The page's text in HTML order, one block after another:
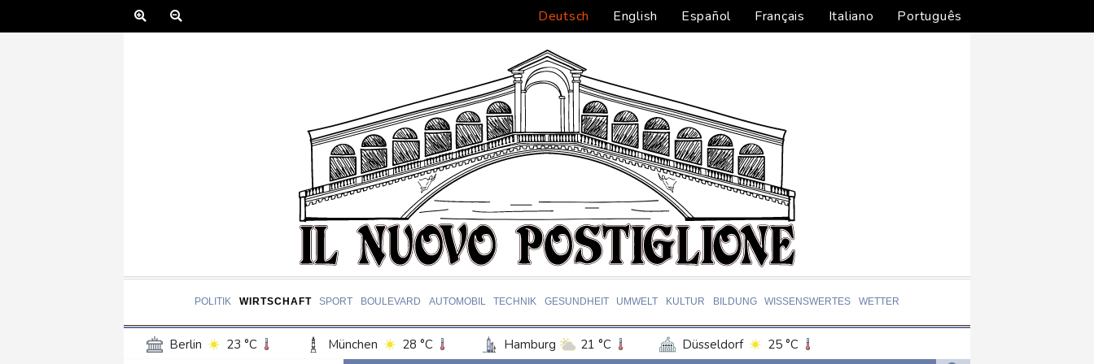
Deutsch English Español Français Italiano Português
POLITIK WIRTSCHAFT SPORT BOULEVARD AUTOMOBIL TECHNIK GESUNDHEIT UMWELT KULTUR BILDUNG WISSENSWERTES WETTER
Berlin 23 °C München 28 °C Hamburg 21 °C Düsseldorf
25 °C